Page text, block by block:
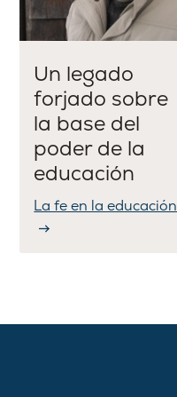
Un legado
forjado sobre
la base del
poder de la
educación
La fe en la educación